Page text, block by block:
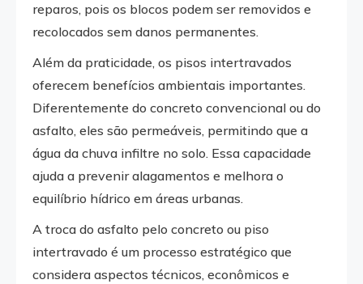
reparos, pois os blocos podem ser removidos e
recolocados sem danos permanentes.
Além da praticidade, os pisos intertravados
oferecem benefícios ambientais importantes.
Diferentemente do concreto convencional ou do
asfalto, eles são permeáveis, permitindo que a
água da chuva infiltre no solo. Essa capacidade
ajuda a prevenir alagamentos e melhora o
equilíbrio hídrico em áreas urbanas.
A troca do asfalto pelo concreto ou piso
intertravado é um processo estratégico que
considera aspectos técnicos, econômicos e